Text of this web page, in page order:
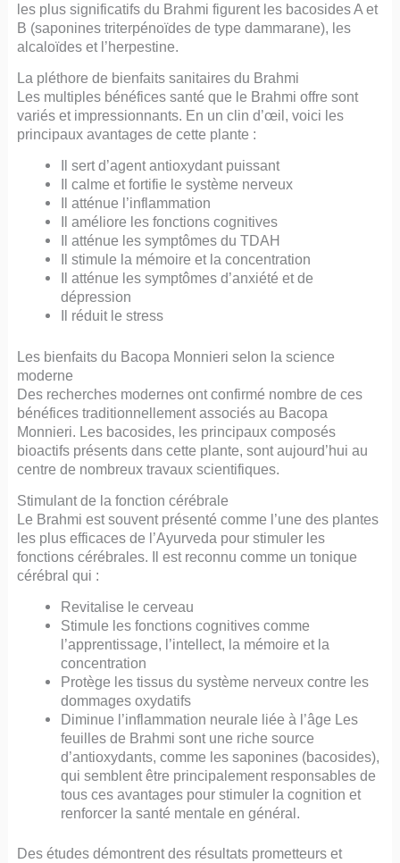
les plus significatifs du Brahmi figurent les bacosides A et
B (saponines triterpénoïdes de type dammarane), les
alcaloïdes et l’herpestine.
La pléthore de bienfaits sanitaires du Brahmi
Les multiples bénéfices santé que le Brahmi offre sont
variés et impressionnants. En un clin d’œil, voici les
principaux avantages de cette plante :
Il sert d’agent antioxydant puissant
Il calme et fortifie le système nerveux
Il atténue l’inflammation
Il améliore les fonctions cognitives
Il atténue les symptômes du TDAH
Il stimule la mémoire et la concentration
Il atténue les symptômes d’anxiété et de
dépression
Il réduit le stress
Les bienfaits du Bacopa Monnieri selon la science
moderne
Des recherches modernes ont confirmé nombre de ces
bénéfices traditionnellement associés au Bacopa
Monnieri. Les bacosides, les principaux composés
bioactifs présents dans cette plante, sont aujourd’hui au
centre de nombreux travaux scientifiques.
Stimulant de la fonction cérébrale
Le Brahmi est souvent présenté comme l’une des plantes
les plus efficaces de l’Ayurveda pour stimuler les
fonctions cérébrales. Il est reconnu comme un tonique
cérébral qui :
Revitalise le cerveau
Stimule les fonctions cognitives comme
l’apprentissage, l’intellect, la mémoire et la
concentration
Protège les tissus du système nerveux contre les
dommages oxydatifs
Diminue l’inflammation neurale liée à l’âge Les
feuilles de Brahmi sont une riche source
d’antioxydants, comme les saponines (bacosides),
qui semblent être principalement responsables de
tous ces avantages pour stimuler la cognition et
renforcer la santé mentale en général.
Des études démontrent des résultats prometteurs et